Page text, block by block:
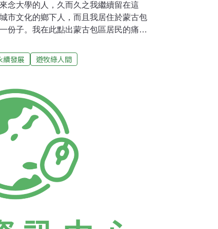
念大學的人，久而久之我繼續留在這
市文化的鄉下人，而且我居住於蒙古包
份子。我在此點出蒙古包區居民的痛
打開窗戶和門，讓風吹進來，並在庭院
公寓住戶則搬去避暑的別墅，整個城市
再不行的話，就會買小包裝約 5-8公斤的
大概可以過個一兩天。10月底，則得要
倉庫。寒冷的冬至時期，氣溫到達零下40
溫暖，深夜要爬起來加一兩次煤炭，早
當中燒出來的煙灰也相當多。女主人早
續發展 遊牧綠人間